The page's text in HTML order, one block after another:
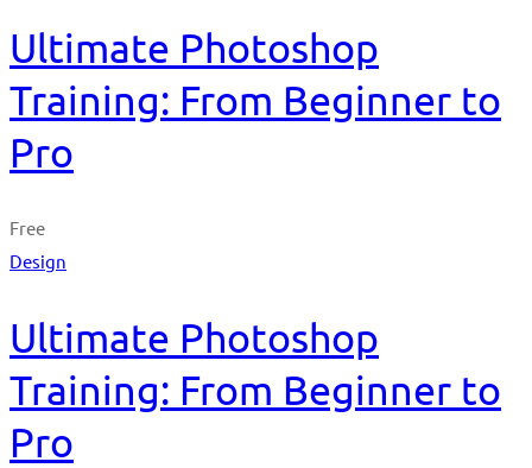
Ultimate Photoshop
Training: From Beginner to
Pro
Free
Design
Ultimate Photoshop
Training: From Beginner to
Pro